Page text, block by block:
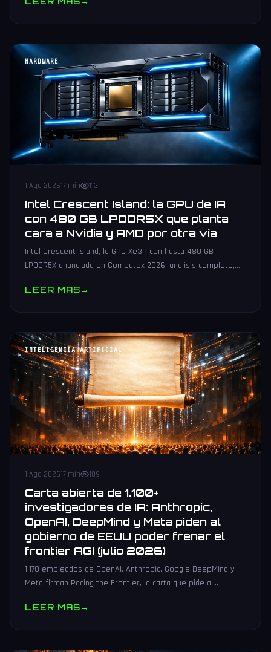
HARDWARE
1 Ago 202617 min 113
Intel Crescent Island: la GPU de IA
con 480 GB LPDDR5X que planta
cara a Nvidia y AMD por otra vía
Intel Crescent Island, la GPU Xe3P con hasta 480 GB
LPDDR5X anunciada en Computex 2026: análisis completo,
IPEX-LLM.
LEER MAS→
INTELIGENCIA ARTIFICIAL
1 Ago 202617 min 109
Carta abierta de 1.100+
investigadores de IA: Anthropic,
OpenAI, DeepMind y Meta piden al
gobierno de EEUU poder frenar el
frontier AGI (julio 2026)
1.178 empleados de OpenAI, Anthropic, Google DeepMind y
Meta firman Pacing the Frontier, la carta que pide al
frontier AGI.
LEER MAS→